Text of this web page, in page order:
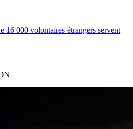
16 000 volontaires étrangers servent